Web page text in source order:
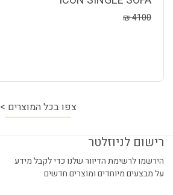
4100
₪
צפו בכל המוצרים >
רישום לניוזלטר
הירשמו לרשימת הדיוור שלנו כדי לקבל מידע
על מבצעים מיוחדים ומוצרים חדשים